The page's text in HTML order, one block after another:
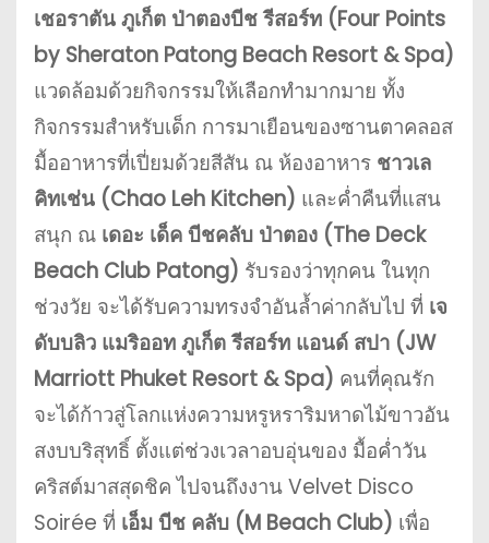
เชอราตัน ภูเก็ต ป่าตองบีช รีสอร์ท (Four Points
by Sheraton Patong Beach Resort & Spa)
แวดล้อมด้วยกิจกรรมให้เลือกทำมากมาย ทั้ง
กิจกรรมสำหรับเด็ก การมาเยือนของซานตาคลอส
มื้ออาหารที่เปี่ยมด้วยสีสัน ณ ห้องอาหาร ชาวเล
คิทเช่น (Chao Leh Kitchen) และค่ำคืนที่แสน
สนุก ณ เดอะ เด็ค บีชคลับ ป่าตอง (The Deck
Beach Club Patong) รับรองว่าทุกคน ในทุก
ช่วงวัย จะได้รับความทรงจำอันล้ำค่ากลับไป ที่ เจ
ดับบลิว แมริออท ภูเก็ต รีสอร์ท แอนด์ สปา (JW
Marriott Phuket Resort & Spa) คนที่คุณรัก
จะได้ก้าวสู่โลกแห่งความหรูหราริมหาดไม้ขาวอัน
สงบบริสุทธิ์ ตั้งแต่ช่วงเวลาอบอุ่นของ มื้อค่ำวัน
คริสต์มาสสุดชิค ไปจนถึงงาน Velvet Disco
Soirée ที่ เอ็ม บีช คลับ (M Beach Club) เพื่อ